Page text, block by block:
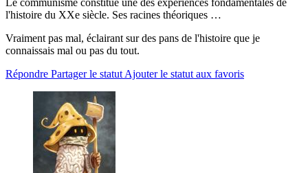
Le communisme constitue une des expériences fondamentales de
l'histoire du XXe siècle. Ses racines théoriques …
Vraiment pas mal, éclairant sur des pans de l'histoire que je
connaissais mal ou pas du tout.
Répondre Partager le statut Ajouter le statut aux favoris